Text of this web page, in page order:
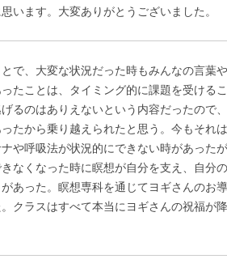
います。大変ありがとうございました。
で、大変な状況だった時もみんなの言葉
たことは、タイミング的に課題を受ける
るのはありえないという内容だったので
たから乗り越えられたと思う。今もそれは
や呼吸法が状況的にできない時があった
なくなった時に瞑想が自分を支え、自分
あった。瞑想専科を通じてヨギさんのお
クラスはすべて本当にヨギさんの祝福が